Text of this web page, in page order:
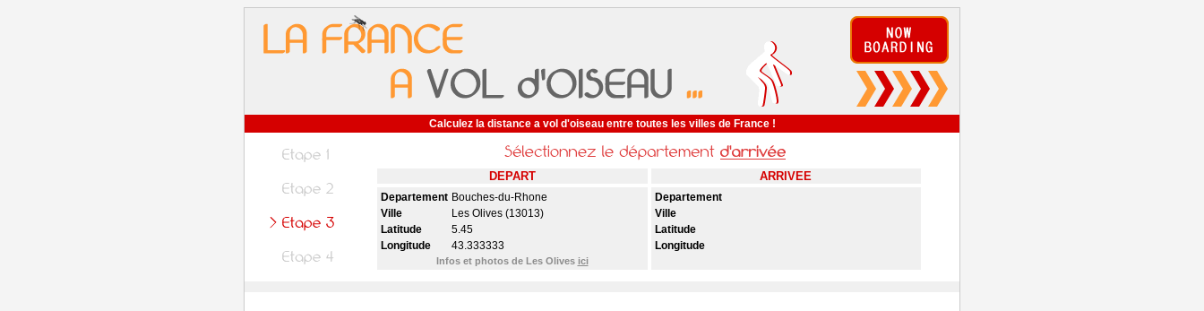
Calculez la distance a vol d'oiseau entre toutes les villes de France !
DEPART ARRIVEE
Departement Bouches-du-Rhone
Ville
Les Olives (13013)
Latitude
5.45
Longitude
43.333333
Infos et photos de Les Olives ici
Departement
Ville
Latitude
Longitude